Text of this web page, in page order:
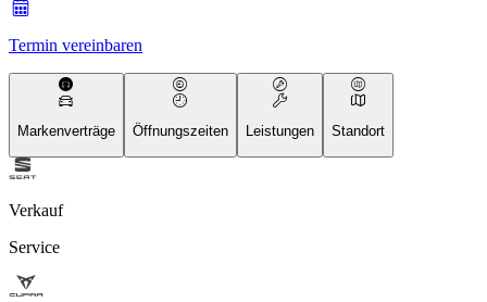
Termin vereinbaren
Markenverträge Öffnungszeiten Leistungen Standort
Verkauf
Service